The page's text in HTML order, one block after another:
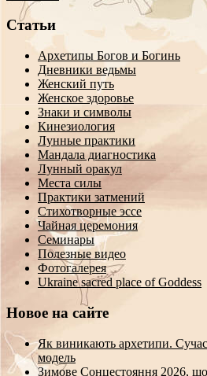
Статьи
Архетипы Богов и Богинь
Дневники ведьмы
Женский путь
Женское здоровье
Знаки и символы
Кинезиология
Лунные практики
Мандала диагностика
Лунный оракул
Места силы
Практики затмений
Стихотворные эссе
Чайная церемония
Семинары
Полезные видео
Фотогалерея
Ukraine sacred place of Goddess
Новое на сайте
Як виникають архетипи.
модель
Зимове Сонцестояння 2026,